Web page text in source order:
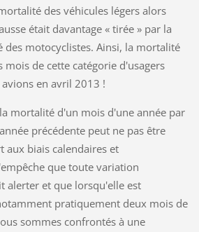
des véhicules légers alors
était davantage « tirée » par la
des motocyclistes. Ainsi, la mortalité
mois de cette catégorie d'usagers
en avril 2013 !
mortalité d'un mois d'une année par
précédente peut ne pas être
aux biais calendaires et
que toute variation
alerter et que lorsqu'elle est
pratiquement deux mois de
sommes confrontés à une